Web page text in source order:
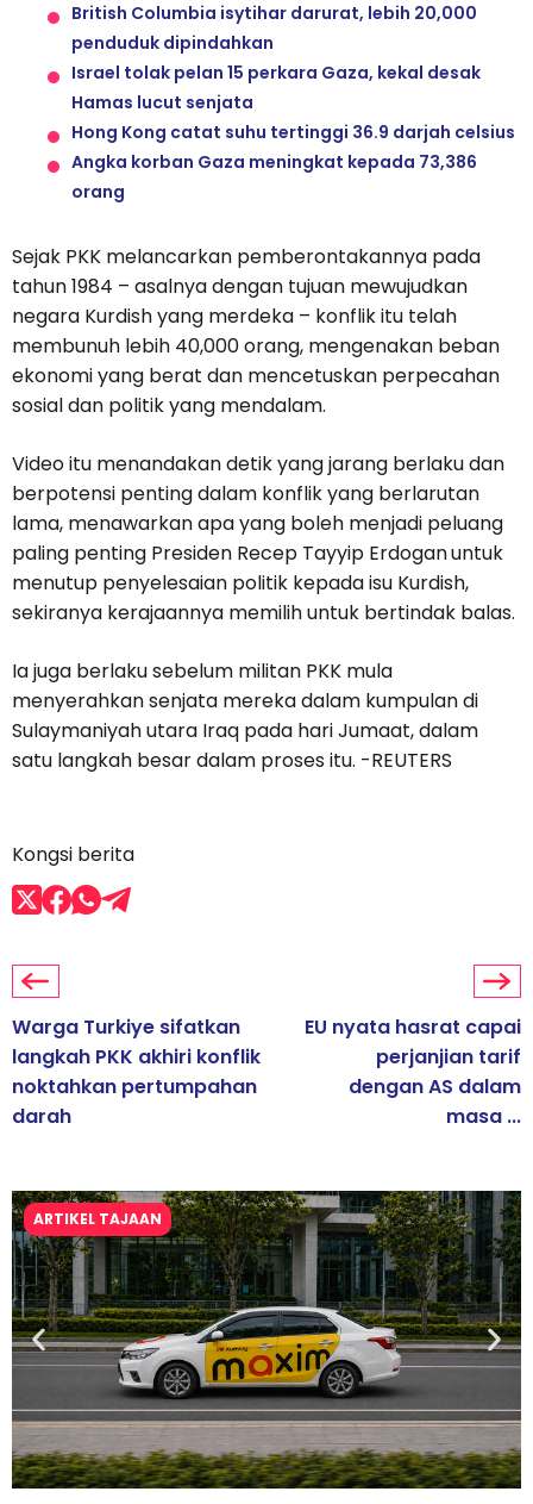
British Columbia isytihar darurat, lebih 20,000
penduduk dipindahkan
Israel tolak pelan 15 perkara Gaza, kekal desak
Hamas lucut senjata
Hong Kong catat suhu tertinggi 36.9 darjah celsius
Angka korban Gaza meningkat kepada 73,386
orang
Sejak PKK melancarkan pemberontakannya pada
tahun 1984 – asalnya dengan tujuan mewujudkan
negara Kurdish yang merdeka – konflik itu telah
membunuh lebih 40,000 orang, mengenakan beban
ekonomi yang berat dan mencetuskan perpecahan
sosial dan politik yang mendalam.
Video itu menandakan detik yang jarang berlaku dan
berpotensi penting dalam konflik yang berlarutan
lama, menawarkan apa yang boleh menjadi peluang
paling penting Presiden Recep Tayyip Erdoganuntuk
menutup penyelesaian politik kepada isu Kurdish,
sekiranya kerajaannya memilih untuk bertindak balas.
Ia juga berlaku sebelum militan PKK mula
menyerahkan senjata mereka dalam kumpulan di
Sulaymaniyah utara Iraq pada hari Jumaat, dalam
satu langkah besar dalam proses itu. -REUTERS
Kongsi berita
Warga Turkiye sifatkan
langkah PKK akhiri konflik
noktahkan pertumpahan
darah
EU nyata hasrat capai
perjanjian tarif
dengan AS dalam
masa ...
ARTIKEL TAJAAN